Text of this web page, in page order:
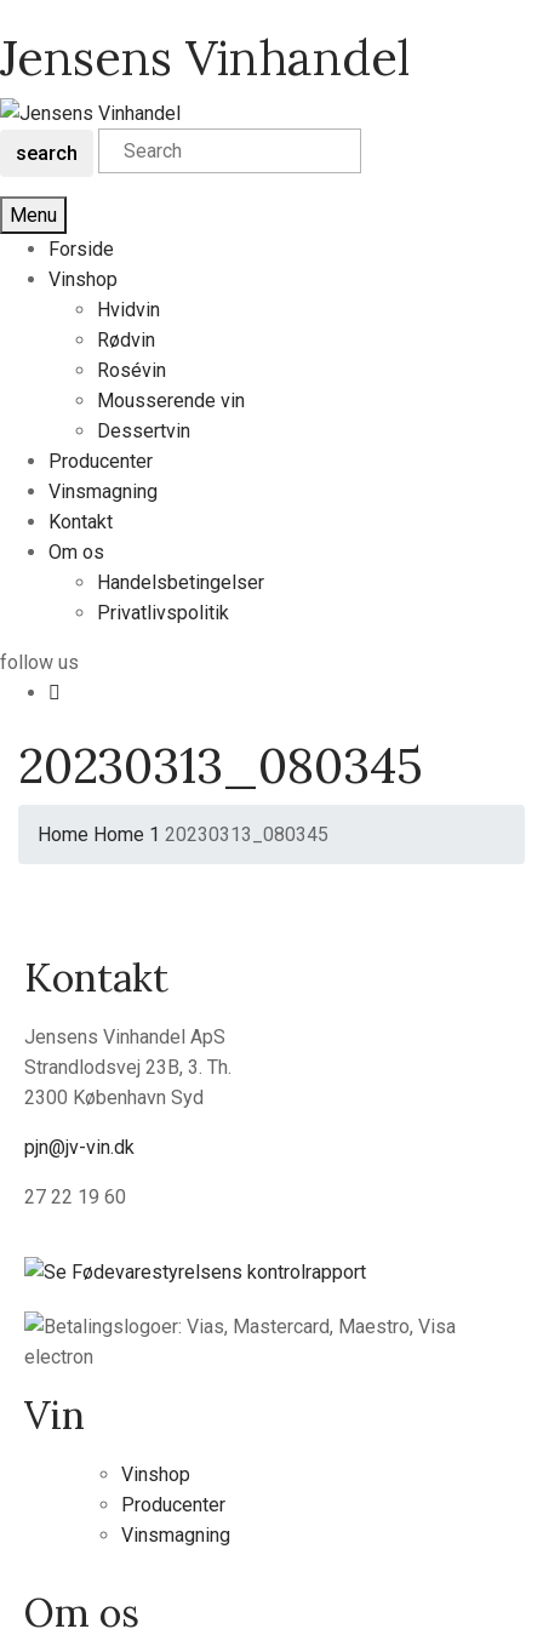
Jensens Vinhandel
search
Menu
Forside
Vinshop
Hvidvin
Rødvin
Rosévin
Mousserende vin
Dessertvin
Producenter
Vinsmagning
Kontakt
Om os
Handelsbetingelser
Privatlivspolitik
follow us
20230313_080345
Home Home 1 20230313_080345
Kontakt
Jensens Vinhandel ApS
Strandlodsvej 23B, 3. Th.
2300 København Syd
pjn@jv-vin.dk
27 22 19 60
Vin
Vinshop
Producenter
Vinsmagning
Om os